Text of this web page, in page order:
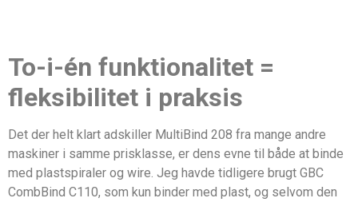
To-i-én funktionalitet =
fleksibilitet i praksis
Det der helt klart adskiller MultiBind 208 fra mange andre
maskiner i samme prisklasse, er dens evne til både at binde
med plastspiraler og wire. Jeg havde tidligere brugt GBC
CombBind C110, som kun binder med plast, og selvom den